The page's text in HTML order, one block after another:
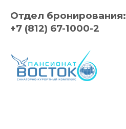
Отдел бронирования:
+7 (812) 67-1000-2